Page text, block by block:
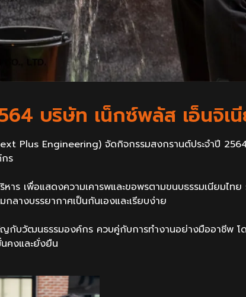
บริษัท เน็กซ์พลัส เอ็นจิเ
Plus Engineering) จัดกิจกรรมสงกรานต์ประจำปี
ร
ร เพื่อแสดงความเคารพและขอพรตามขนบธรรมเนียมไทย
างบรรยากาศเป็นกันเองและเรียบง่าย
บวัฒนธรรมองค์กร ควบคู่กับการทำงานอย่างมืออาชีพ โด
คงและยั่งยืน